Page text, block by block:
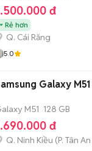
đ
Rẻ hơn
Q. Cái Răng
5.0
Galaxy
M51 128 GB
đ
Q. Ninh Kiều (P. Tân An